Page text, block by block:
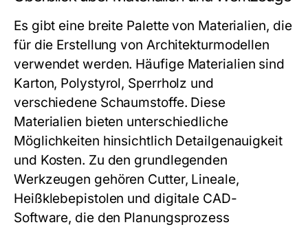
Es gibt eine breite Palette von Materialien, die
für die Erstellung von Architekturmodellen
verwendet werden. Häufige Materialien sind
Karton, Polystyrol, Sperrholz und
verschiedene Schaumstoffe. Diese
Materialien bieten unterschiedliche
Möglichkeiten hinsichtlich Detailgenauigkeit
und Kosten. Zu den grundlegenden
Werkzeugen gehören Cutter, Lineale,
Heißklebepistolen und digitale CAD-
Software, die den Planungsprozess